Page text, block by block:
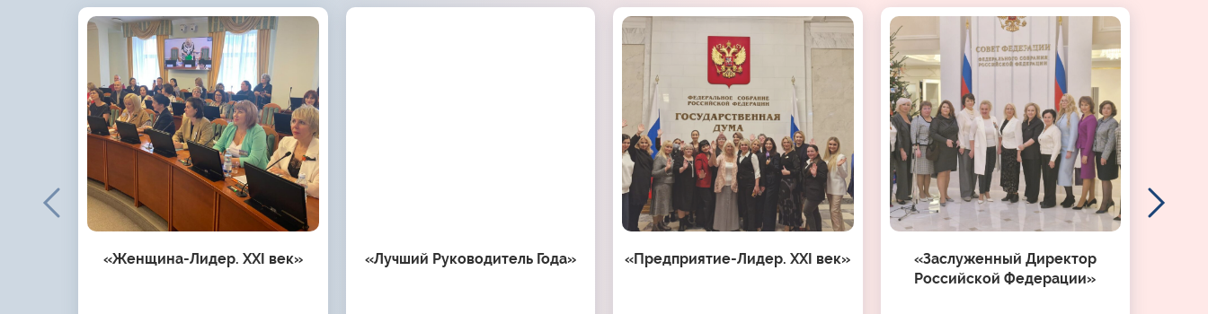
«Женщина-Лидер. XXI век» «Лучший Руководитель Года» «Предприятие-Лидер. XXI век»
«Заслуженный Директор
Российской Федерации»